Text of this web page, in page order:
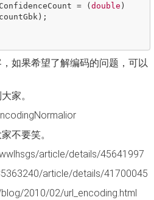
ConfidenceCount = (double )
countGbk );
如果希望了解编码的问题，可以
家。
不要笑。
article/details/45641997
article/details/41700045
2010/02/url_encoding.html